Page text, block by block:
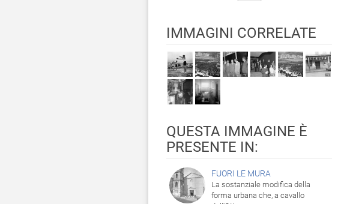
IMMAGINI CORRELATE
QUESTA IMMAGINE È
PRESENTE IN:
FUORI LE MURA
La sostanziale modifica della
forma urbana che, a cavallo